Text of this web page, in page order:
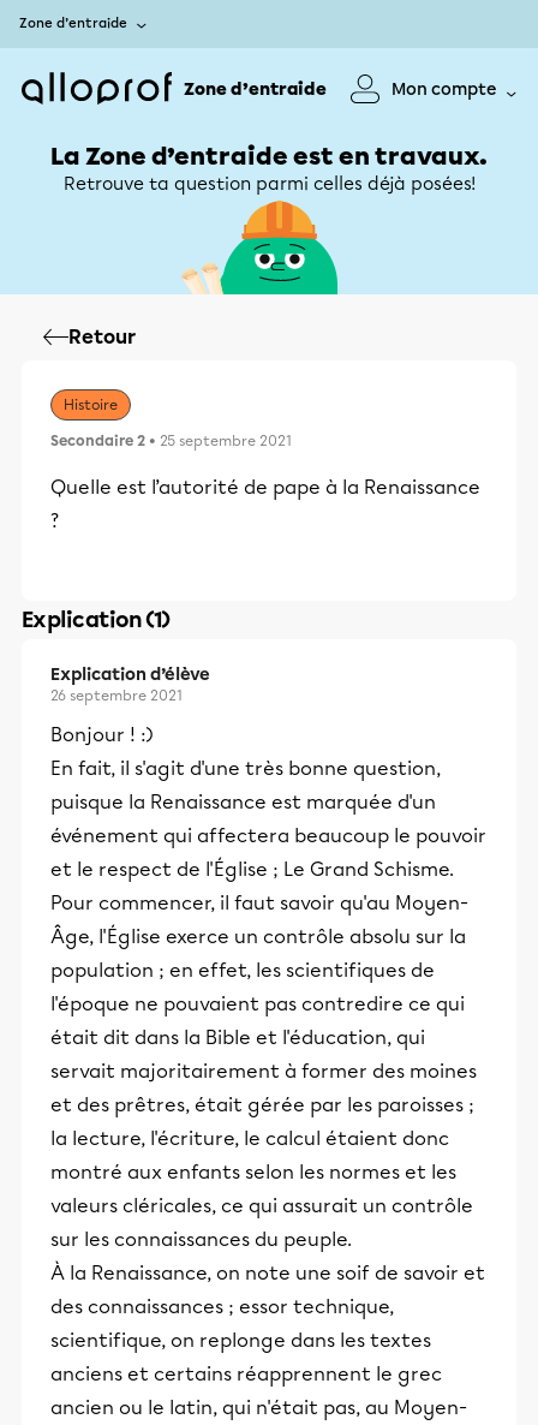
Zone d’entraide
Zone d’entraide Mon compte
La Zone d’entraide est en travaux.
Retrouve ta question parmi celles déjà posées!
Retour
Histoire
Secondaire 2 • 25 septembre 2021
Quelle est l’autorité de pape à la Renaissance
?
Explication (1)
Explication d’élève
26 septembre 2021
Bonjour ! :)
En fait, il s'agit d'une très bonne question,
puisque la Renaissance est marquée d'un
événement qui affectera beaucoup le pouvoir
et le respect de l'Église ; Le Grand Schisme.
Pour commencer, il faut savoir qu'au Moyen-
Âge, l'Église exerce un contrôle absolu sur la
population ; en effet, les scientifiques de
l'époque ne pouvaient pas contredire ce qui
était dit dans la Bible et l'éducation, qui
servait majoritairement à former des moines
et des prêtres, était gérée par les paroisses ;
la lecture, l'écriture, le calcul étaient donc
montré aux enfants selon les normes et les
valeurs cléricales, ce qui assurait un contrôle
sur les connaissances du peuple.
À la Renaissance, on note une soif de savoir et
des connaissances ; essor technique,
scientifique, on replonge dans les textes
anciens et certains réapprennent le grec
ancien ou le latin, qui n'était pas, au Moyen-